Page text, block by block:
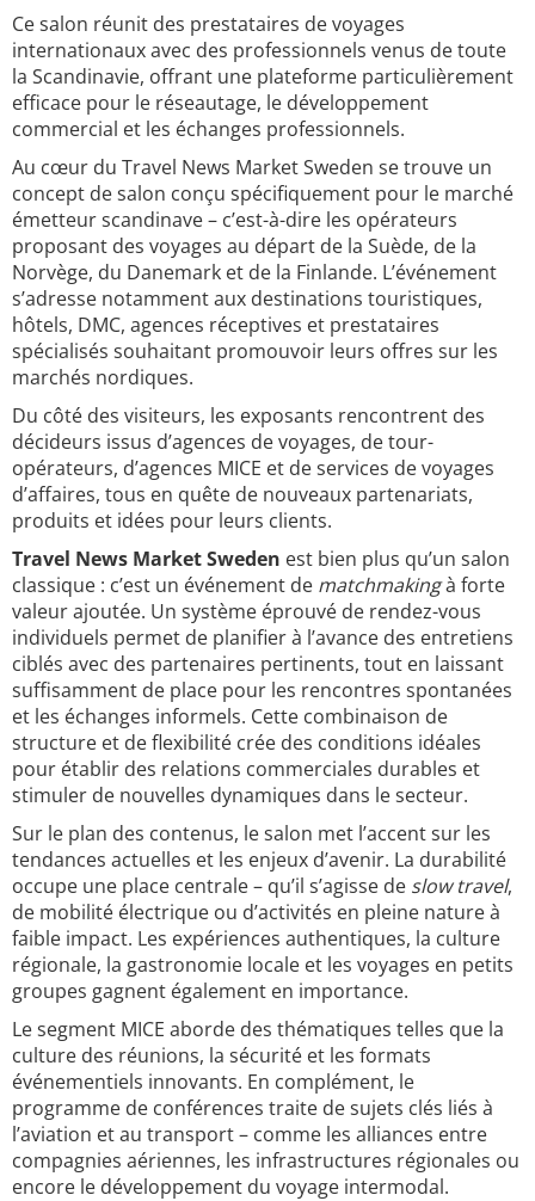
Ce salon réunit des prestataires de voyages
internationaux avec des professionnels venus de toute
la Scandinavie, offrant une plateforme particulièrement
efficace pour le réseautage, le développement
commercial et les échanges professionnels.
Au cœur du Travel News Market Sweden se trouve un
concept de salon conçu spécifiquement pour le marché
émetteur scandinave – c’est-à-dire les opérateurs
proposant des voyages au départ de la Suède, de la
Norvège, du Danemark et de la Finlande. L’événement
s’adresse notamment aux destinations touristiques,
hôtels, DMC, agences réceptives et prestataires
spécialisés souhaitant promouvoir leurs offres sur les
marchés nordiques.
Du côté des visiteurs, les exposants rencontrent des
décideurs issus d’agences de voyages, de tour-
opérateurs, d’agences MICE et de services de voyages
d’affaires, tous en quête de nouveaux partenariats,
produits et idées pour leurs clients.
Travel News Market Sweden est bien plus qu’un salon
classique : c’est un événement de matchmakingà forte
valeur ajoutée. Un système éprouvé de rendez-vous
individuels permet de planifier à l’avance des entretiens
ciblés avec des partenaires pertinents, tout en laissant
suffisamment de place pour les rencontres spontanées
et les échanges informels. Cette combinaison de
structure et de flexibilité crée des conditions idéales
pour établir des relations commerciales durables et
stimuler de nouvelles dynamiques dans le secteur.
Sur le plan des contenus, le salon met l’accent sur les
tendances actuelles et les enjeux d’avenir. La durabilité
occupe une place centrale – qu’il s’agisse de slow travel,
de mobilité électrique ou d’activités en pleine nature à
faible impact. Les expériences authentiques, la culture
régionale, la gastronomie locale et les voyages en petits
groupes gagnent également en importance.
Le segment MICE aborde des thématiques telles que la
culture des réunions, la sécurité et les formats
événementiels innovants. En complément, le
programme de conférences traite de sujets clés liés à
l’aviation et au transport – comme les alliances entre
compagnies aériennes, les infrastructures régionales ou
encore le développement du voyage intermodal.